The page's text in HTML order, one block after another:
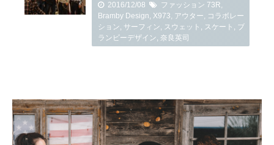
2016/12/08 ファッション 73R,
Bramby Design,X973,アウター,コラボレー
ション,サーフィン,スウェット,スケート,ブ
ランビーデザイン,奈良英司